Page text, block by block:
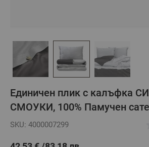
Единичен плик с калъфка
СМОУКИ, 100% Памучен
SKU: 4000007299